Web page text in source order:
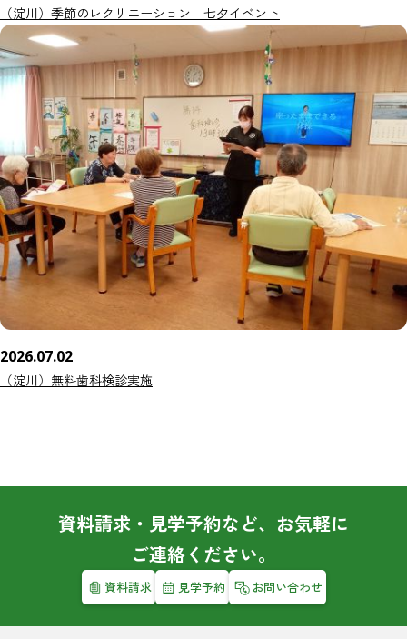
（淀川）季節のレクリエーション 七夕イベント
2026.07.02
（淀川）無料歯科検診実施
資料請求・見学予約など、お気軽に
ご連絡ください。
資料請求 見学予約 お問い合わせ